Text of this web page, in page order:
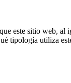
este sitio web, al
tipología utiliza